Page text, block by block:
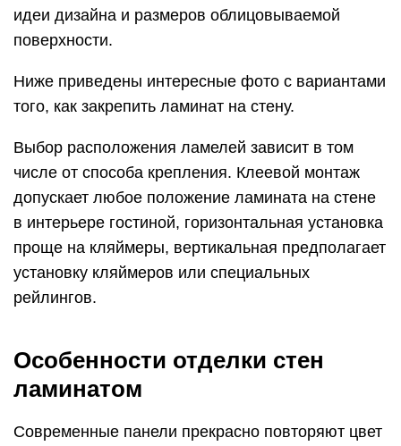
идеи дизайна и размеров облицовываемой
поверхности.
Ниже приведены интересные фото с вариантами
того, как закрепить ламинат на стену.
Выбор расположения ламелей зависит в том
числе от способа крепления. Клеевой монтаж
допускает любое положение ламината на стене
в интерьере гостиной, горизонтальная установка
проще на кляймеры, вертикальная предполагает
установку кляймеров или специальных
рейлингов.
Особенности отделки стен
ламинатом
Современные панели прекрасно повторяют цвет